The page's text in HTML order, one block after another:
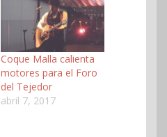
Coque Malla calienta
motores para el Foro
del Tejedor
abril 7, 2017